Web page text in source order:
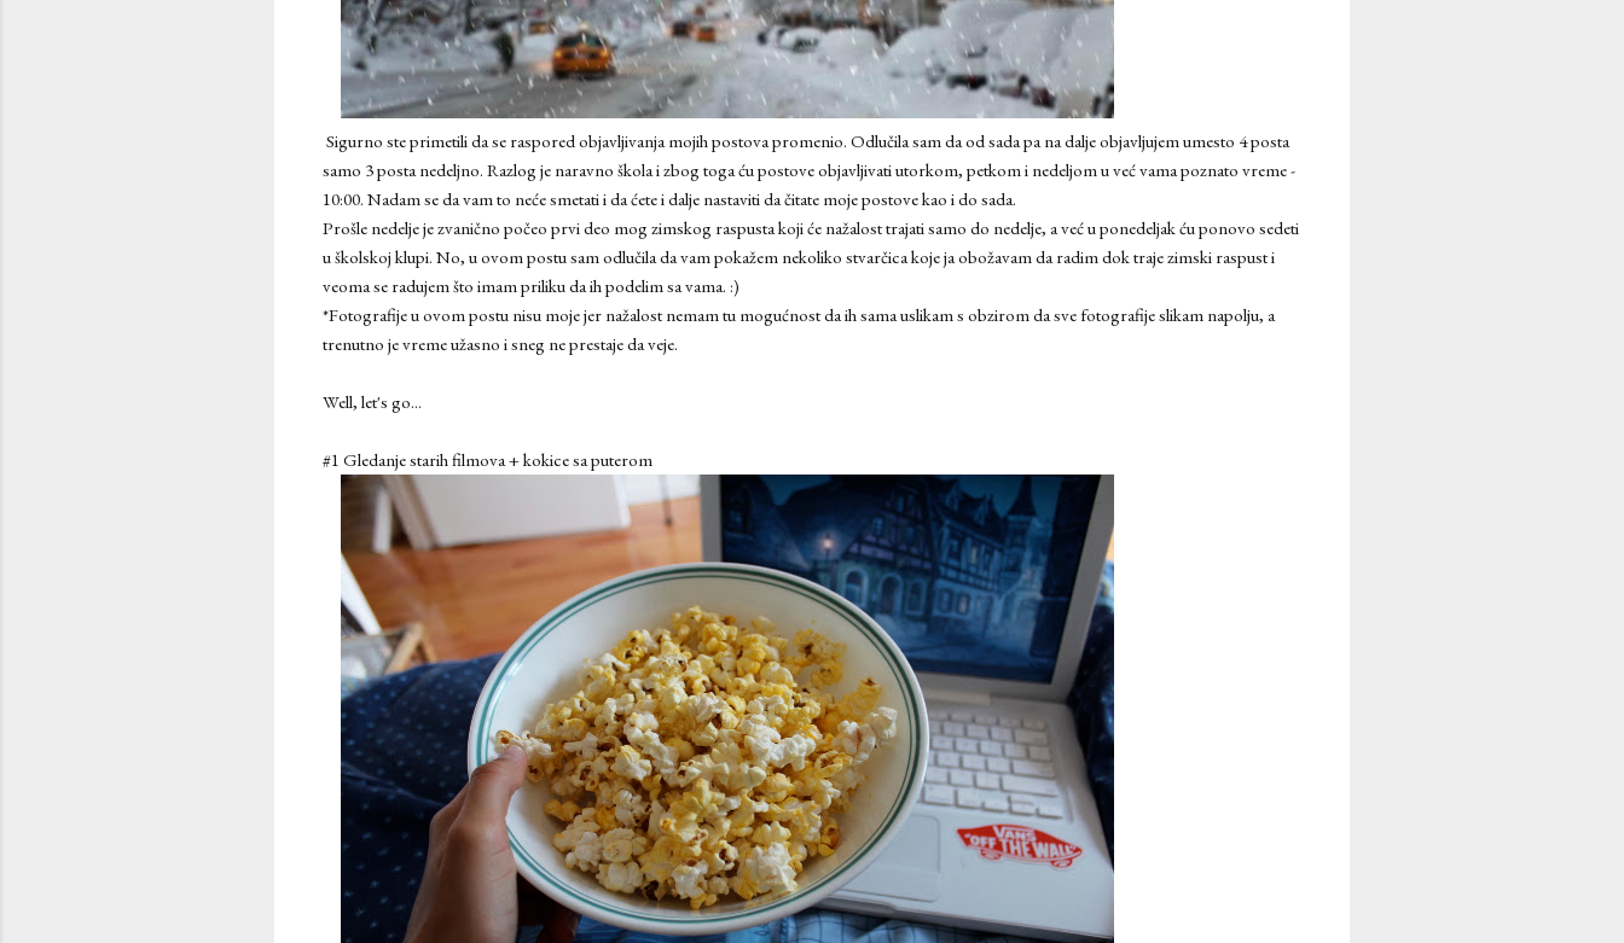
Sigurno ste primetili da se raspored objavljivanja mojih postova promenio. Odlučila sam da od sada pa na dalje objavljujem umesto 4 posta
samo 3 posta nedeljno. Razlog je naravno škola i zbog toga ću postove objavljivati utorkom, petkom i nedeljom u već vama poznato vreme -
10:00. Nadam se da vam to neće smetati i da ćete i dalje nastaviti da čitate moje postove kao i do sada.
Prošle nedelje je zvanično počeo prvi deo mog zimskog raspusta koji će nažalost trajati samo do nedelje, a već u ponedeljak ću ponovo sedeti
u školskoj klupi. No, u ovom postu sam odlučila da vam pokažem nekoliko stvarčica koje ja obožavam da radim dok traje zimski raspust i
veoma se radujem što imam priliku da ih podelim sa vama. :)
*Fotografije u ovom postu nisu moje jer nažalost nemam tu mogućnost da ih sama uslikam s obzirom da sve fotografije slikam napolju, a
trenutno je vreme užasno i sneg ne prestaje da veje.
Well, let's go...
#1 Gledanje starih filmova + kokice sa puterom